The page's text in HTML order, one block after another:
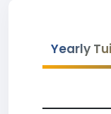
Yearly